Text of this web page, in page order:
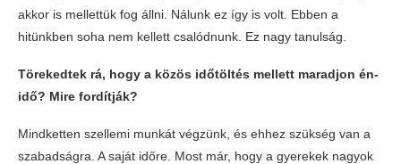
akkor is mellettük fog állni. Nálunk ez így is volt. Ebben a
hitünkben soha nem kellett csalódnunk. Ez nagy tanulság.
Törekedtek rá, hogy a közös időtöltés mellett maradjon én-
idő? Mire fordítják?
Mindketten szellemi munkát végzünk, és ehhez szükség van a
szabadságra. A saját időre. Most már, hogy a gyerekek nagyok